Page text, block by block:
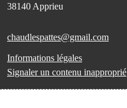
38140 Apprieu
chaudlespattes@gmail.com
Informations légales
Signaler un contenu inapproprié